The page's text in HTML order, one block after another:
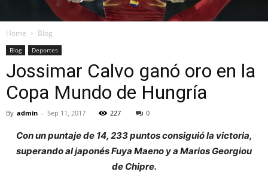
Home Blog
Blog Deportes
Jossimar Calvo ganó oro en la
Copa Mundo de Hungría
By admin - Sep 11, 2017 227 0
Con un puntaje de 14, 233 puntos consiguió la victoria,
superando al japonés Fuya Maeno y a Marios Georgiou
de Chipre.